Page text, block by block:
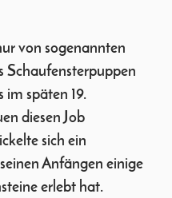
von sogenannten
Schaufensterpuppen
im späten 19.
diesen Job
sich ein
Anfängen einige
erlebt hat.